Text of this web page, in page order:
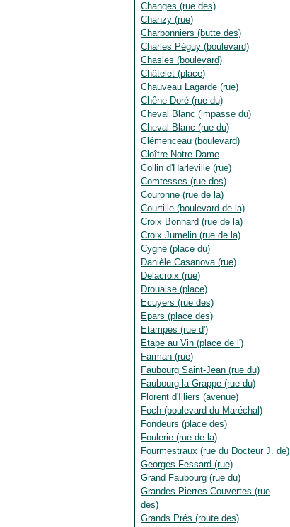
Changes (rue des)
Chanzy (rue)
Charbonniers (butte des)
Charles Péguy (boulevard)
Chasles (boulevard)
Châtelet (place)
Chauveau Lagarde (rue)
Chêne Doré (rue du)
Cheval Blanc (impasse du)
Cheval Blanc (rue du)
Clémenceau (boulevard)
Cloître Notre-Dame
Collin d'Harleville (rue)
Comtesses (rue des)
Couronne (rue de la)
Courtille (boulevard de la)
Croix Bonnard (rue de la)
Croix Jumelin (rue de la)
Cygne (place du)
Danièle Casanova (rue)
Delacroix (rue)
Drouaise (place)
Ecuyers (rue des)
Epars (place des)
Etampes (rue d')
Etape au Vin (place de l')
Farman (rue)
Faubourg Saint-Jean (rue du)
Faubourg-la-Grappe (rue du)
Florent d'Illiers (avenue)
Foch (boulevard du Maréchal)
Fondeurs (place des)
Foulerie (rue de la)
Fourmestraux (rue du Docteur J. de)
Georges Fessard (rue)
Grand Faubourg (rue du)
Grandes Pierres Couvertes (rue
des)
Grands Prés (route des)